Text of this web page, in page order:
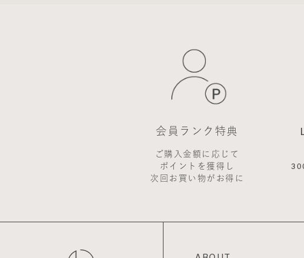
なお会員登録は無料です。
※ログインには、会員登録
会員のみなさまから提供さ
当サイトを利用するにあた
められる場合を除き、開示し
お客様からの会員登録を承認
会員登録の申し込みを当社
た場合、過去に会員除名処
会員ランク特典
ご購入金額に応じて
ポイントを獲得し
次回お買い物がお得に